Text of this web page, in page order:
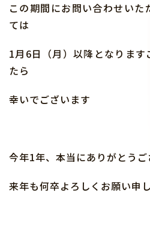
この期間にお問い合わせいた
ては
1月6日（月）以降となりま
たら
幸いでございます
今年1年、本当にありがとうご
来年も何卒よろしくお願い申し